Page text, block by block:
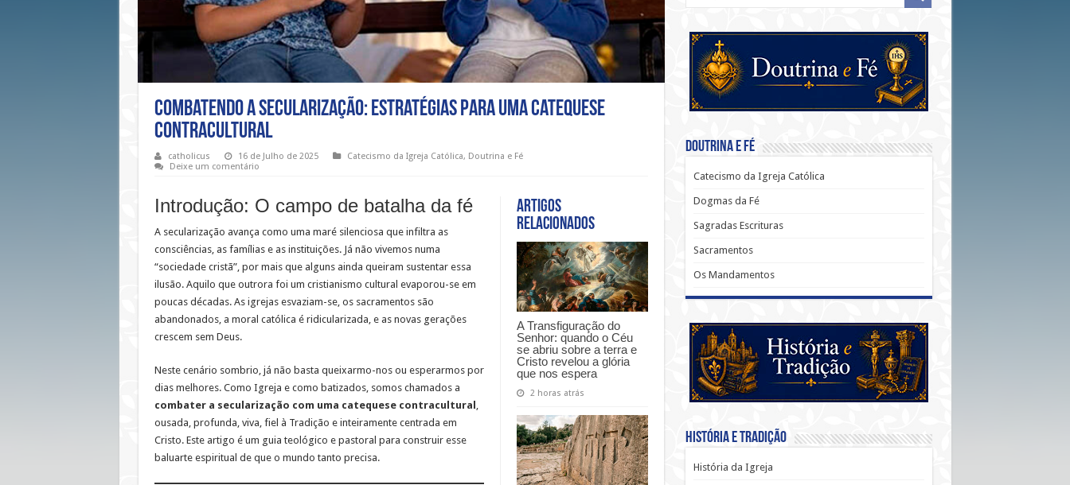
Combatendo a secularização: Estratégias para uma catequese
contracultural
catholicus 16 de Julho de 2025 Catecismo da Igreja Católica, Doutrina e Fé
Deixe um comentário
Artigos
relacionados
A Transfiguração do
Senhor: quando o Céu
se abriu sobre a terra e
Cristo revelou a glória
que nos espera
2 horas atrás
Introdução: O campo de batalha da fé
A secularização avança como uma maré silenciosa que infiltra as
consciências, as famílias e as instituições. Já não vivemos numa
“sociedade cristã”, por mais que alguns ainda queiram sustentar essa
ilusão. Aquilo que outrora foi um cristianismo cultural evaporou-se em
poucas décadas. As igrejas esvaziam-se, os sacramentos são
abandonados, a moral católica é ridicularizada, e as novas gerações
crescem sem Deus.
Neste cenário sombrio, já não basta queixarmo-nos ou esperarmos por
dias melhores. Como Igreja e como batizados, somos chamados a
combater a secularização com uma catequese contracultural ,
ousada, profunda, viva, fiel à Tradição e inteiramente centrada em
Cristo. Este artigo é um guia teológico e pastoral para construir esse
baluarte espiritual de que o mundo tanto precisa.
Doutrina e Fé
Catecismo da Igreja Católica
Dogmas da Fé
Sagradas Escrituras
Sacramentos
Os Mandamentos
História e Tradição
História da Igreja